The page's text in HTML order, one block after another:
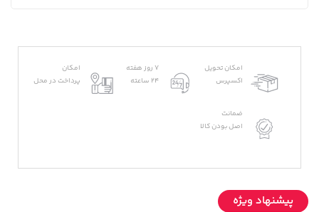
امکان تحویل
اکسپرس
7 روز هفته
24 ساعته
امکان
پرداخت در محل
ضمانت
اصل بودن کالا
پیشنهاد ویژه